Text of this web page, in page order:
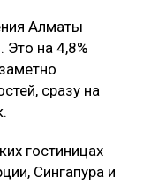
Алматы
Это на 4,8%
сразу на
гостиницах
Сингапура и